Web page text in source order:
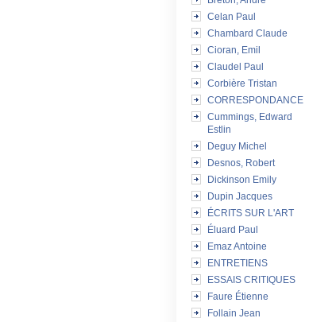
Celan Paul
Chambard Claude
Cioran, Emil
Claudel Paul
Corbière Tristan
CORRESPONDANCE
Cummings, Edward
Estlin
Deguy Michel
Desnos, Robert
Dickinson Emily
Dupin Jacques
ÉCRITS SUR L'ART
Éluard Paul
Emaz Antoine
ENTRETIENS
ESSAIS CRITIQUES
Faure Étienne
Follain Jean